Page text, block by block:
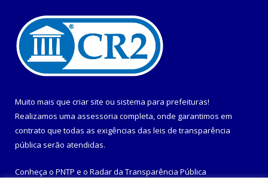
Muito mais que criar site ou sistema para prefeituras!
Realizamos uma assessoria completa, onde garantimos em
contrato que todas as exigências das leis de transparência
pública serão atendidas.
Conheça o PNTP e o Radar da Transparência Pública